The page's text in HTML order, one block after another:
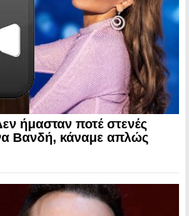
ήμασταν ποτέ στενές
Βανδή, κάναμε απλώς